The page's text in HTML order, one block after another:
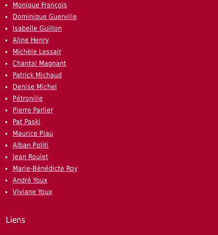
Monique François
Dominique Guerville
Isabelle Guillon
Aline Henry
Michèle Lessair
Chantal Magnant
Patrick Michaud
Denise Michel
Pétronille
Pierre Parlier
Pat Paski
Maurice Piau
Alban Politi
Jean Roulet
Marie-Bénédicte Roy
André Youx
Viviane Youx
Liens